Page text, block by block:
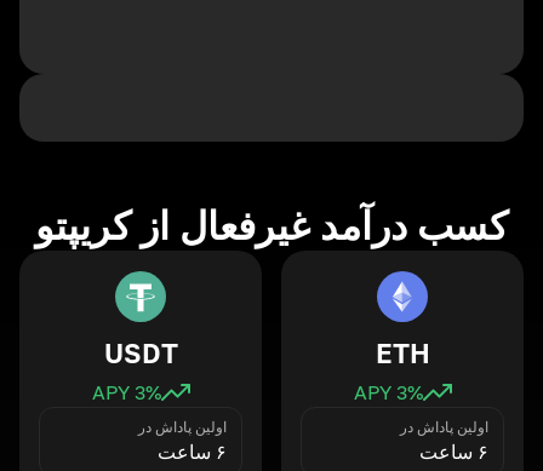
کسب درآمد غیرفعال از کریپتو
ETH
3% APY
اولین پاداش در
۶ ساعت
USDT
3% APY
اولین پاداش در
۶ ساعت